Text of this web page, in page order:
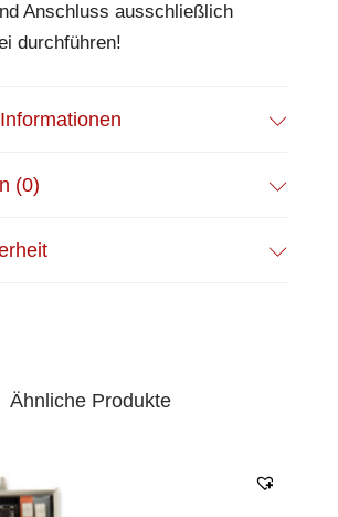
Anschluss ausschließlich
durchführen!
(0)
Ähnliche Produkte